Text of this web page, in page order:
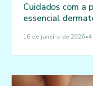
Cuidados com a
essencial
16 de janeiro de 2026•